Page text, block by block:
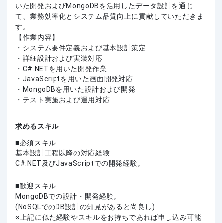
いた開発およびMongoDBを活用したデータ設計を通じ
て、業務効率化とシステム品質向上に貢献していただきま
す。
【作業内容】
・システム要件定義および基本設計策定
・詳細設計および実装対応
・C#.NETを用いた開発作業
・JavaScriptを用いた画面開発対応
・MongoDBを用いた設計および開発
・テスト実施および運用対応
求めるスキル
必須スキル
基本設計工程以降の対応経験
C#.NET及びJavaScriptでの開発経験。
歓迎スキル
MongoDBでの設計・開発経験。
(NoSQLでのDB設計の知見があると尚良し)
上記に似た経験やスキルをお持ちであれば申し込み可能